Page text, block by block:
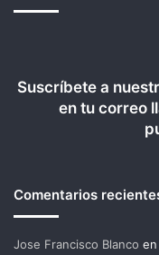
Suscríbete a
en tu correo
Comentarios
Jose Francisco Blanco en